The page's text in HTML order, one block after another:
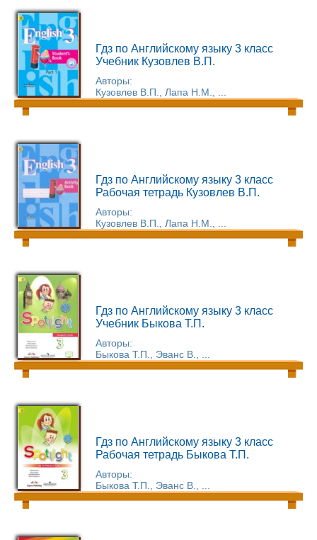
Гдз по Английскому языку 3 класс
Учебник Кузовлев В.П.
Авторы:
Кузовлев В.П., Лапа Н.М., ...
Гдз по Английскому языку 3 класс
Рабочая тетрадь Кузовлев В.П.
Авторы:
Кузовлев В.П., Лапа Н.М., ...
Гдз по Английскому языку 3 класс
Учебник Быкова Т.П.
Авторы:
Быкова Т.П., Эванс В., ...
Гдз по Английскому языку 3 класс
Рабочая тетрадь Быкова Т.П.
Авторы:
Быкова Т.П., Эванс В., ...